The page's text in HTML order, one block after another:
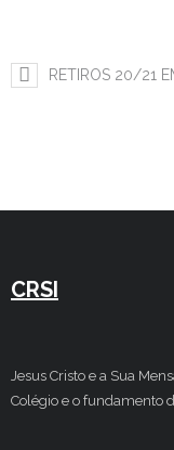
Contactos
RETIROS 20/21
CRSI
Jesus Cristo e a Sua
Colégio e o fundamento